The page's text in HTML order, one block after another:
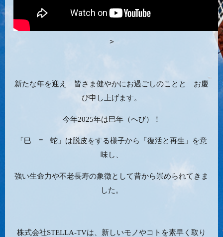
>
新たな年を迎え 皆さま健やかにお過ごしのことと お慶
び申し上げます。
今年2025年は巳年（へび）！
「巳 = 蛇」は脱皮をする様子から「復活と再生」を意
味し、
強い生命力や不老長寿の象徴として昔から崇められてきま
した。
株式会社STELLA-TVは、新しいモノやコトを素早く取り